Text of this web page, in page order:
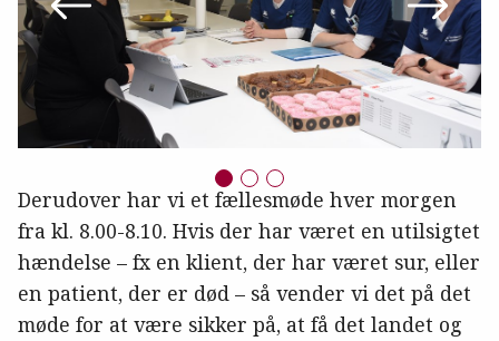
Derudover har vi et fællesmøde hver morgen
fra kl. 8.00-8.10. Hvis der har været en utilsigtet
hændelse – fx en klient, der har været sur, eller
en patient, der er død – så vender vi det på det
møde for at være sikker på, at få det landet og